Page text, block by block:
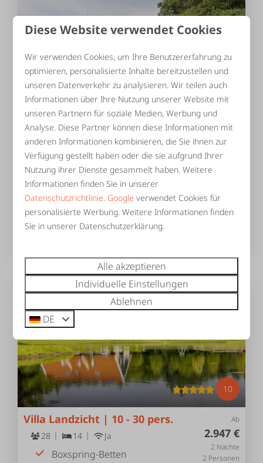
9,3
Ab
2.947 €
2 Nächte
2 Personen
De Sterre
45 16 Ja
Boxspring-Betten
Holz Whirlpool
Kostenloses WLAN
Finnisch kota
10
Ab
2.947 €
2 Nächte
2 Personen
Villa Landzicht | 10 - 30 pers.
28 14 Ja
Boxspring-Betten
Diese Website verwendet Cookies
Wir verwenden Cookies, um Ihre Benutzererfahrung zu
optimieren, personalisierte Inhalte bereitzustellen und
unseren Datenverkehr zu analysieren. Wir teilen auch
Informationen über Ihre Nutzung unserer Website mit
unseren Partnern für soziale Medien, Werbung und
Analyse. Diese Partner können diese Informationen mit
anderen Informationen kombinieren, die Sie ihnen zur
Verfügung gestellt haben oder die sie aufgrund Ihrer
Nutzung ihrer Dienste gesammelt haben. Weitere
Informationen finden Sie in unserer
Datenschutzrichtlinie Google verwendet Cookies für
personalisierte Werbung. Weitere Informationen finden
Sie in unserer Datenschutzerklärung.
Alle akzeptieren
Individuelle Einstellungen
Ablehnen
DE